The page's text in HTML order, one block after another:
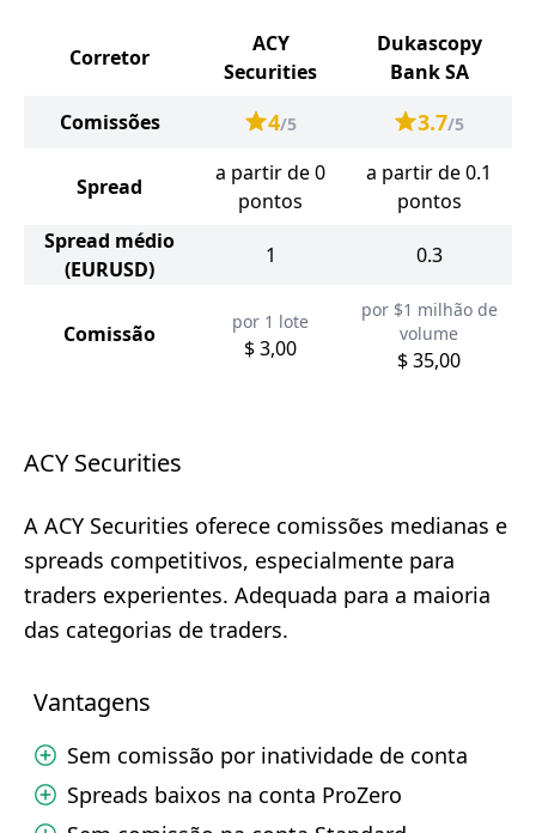
Corretor
ACY
Securities
Dukascopy
Bank SA
Comissões
4/5 3.7/5
Spread
a partir de 0
pontos
a partir de 0.1
pontos
Spread médio
(EURUSD)
1 0.3
Comissão por 1 lote
$ 3,00
por $1 milhão de
volume
$ 35,00
ACY Securities
A ACY Securities oferece comissões medianas e
spreads competitivos, especialmente para
traders experientes. Adequada para a maioria
das categorias de traders.
Vantagens
Sem comissão por inatividade de conta
Spreads baixos na conta ProZero